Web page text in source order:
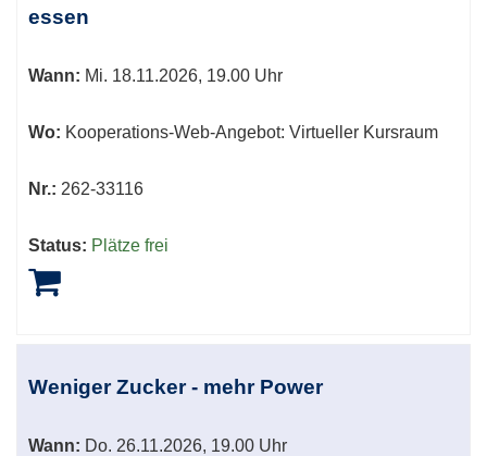
essen
Wann: Mi. 18.11.2026, 19.00 Uhr
Wo: Kooperations-Web-Angebot: Virtueller Kursraum
Nr.: 262-33116
Status: Plätze frei
Weniger Zucker - mehr Power
Wann: Do. 26.11.2026, 19.00 Uhr